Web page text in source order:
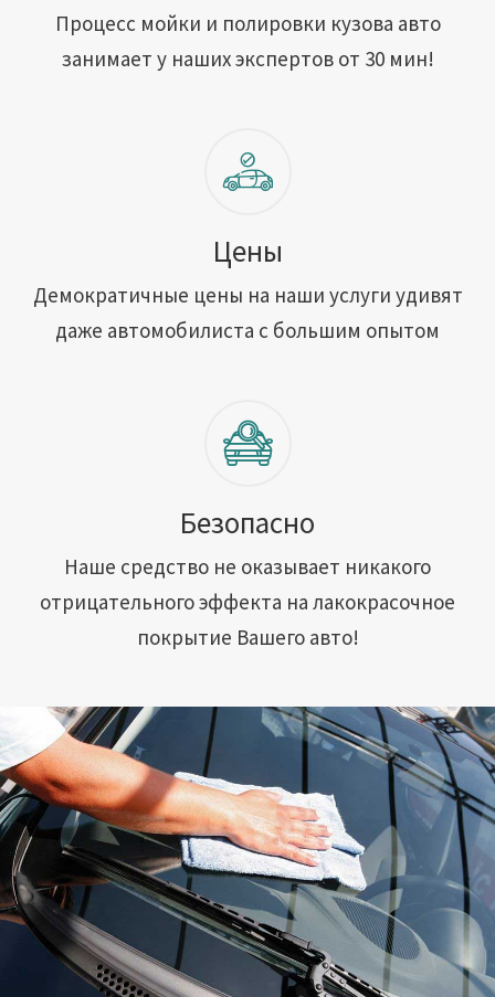
Процесс мойки и полировки кузова авто
занимает у наших экспертов от 30 мин!
Цены
Демократичные цены на наши услуги удивят
даже автомобилиста с большим опытом
Безопасно
Наше средство не оказывает никакого
отрицательного эффекта на лакокрасочное
покрытие Вашего авто!